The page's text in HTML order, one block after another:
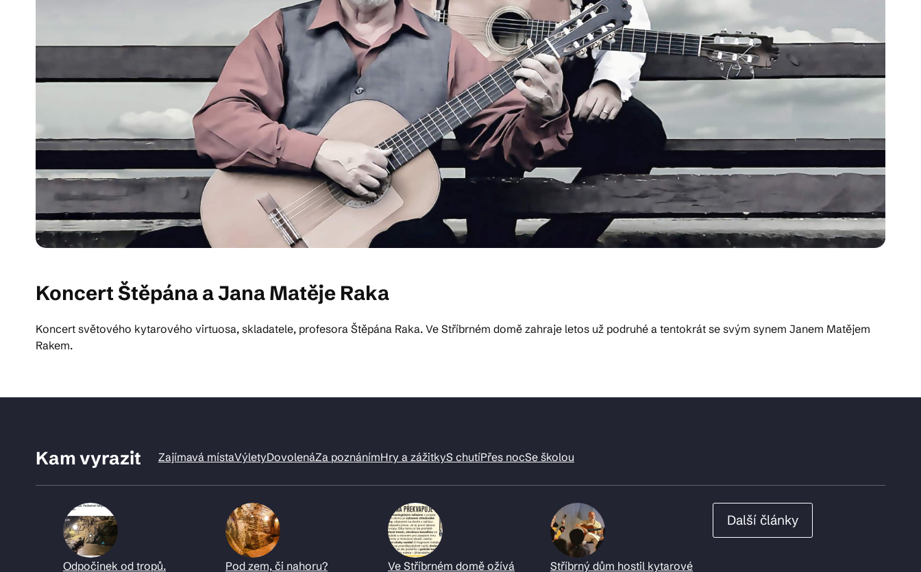
© 2026 Brána Jihlavy
Koncert Štěpána a Jana Matěje Raka
Koncert světového kytarového virtuosa, skladatele, profesora Štěpána Raka. Ve Stříbrném domě zahraje letos už podruhé a tentokrát se svým synem Janem Matějem
Rakem.
Kam vyrazit Zajímavá místaVýletyDovolenáZa poznánímHry a zážitkyS chutíPřes nocSe školou
Odpočinek od tropů.
Pod zem, či nahoru?
Ve Stříbrném domě ožívá
Stříbrný dům hostil kytarové
Další články